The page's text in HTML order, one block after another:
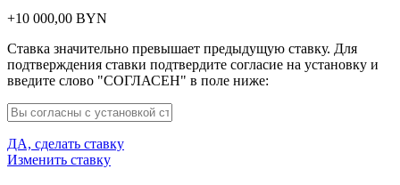
+10 000,00 BYN
Ставка значительно превышает предыдущую ставку. Для
подтверждения ставки подтвердите согласие на установку и
введите слово "СОГЛАСЕН" в поле ниже:
ДА, сделать ставку
Изменить ставку